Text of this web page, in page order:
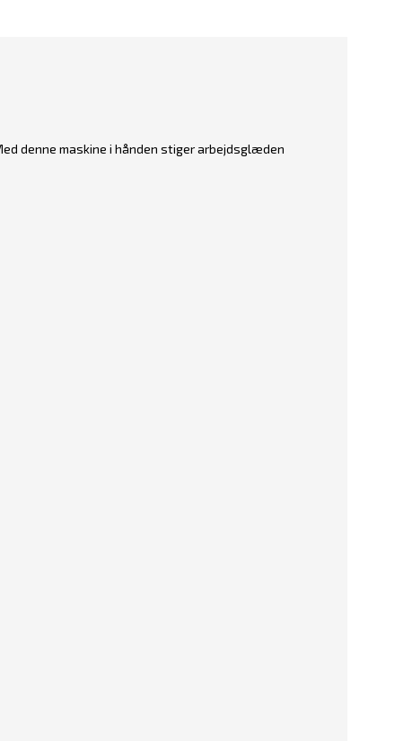
denne maskine i hånden stiger arbejdsglæden